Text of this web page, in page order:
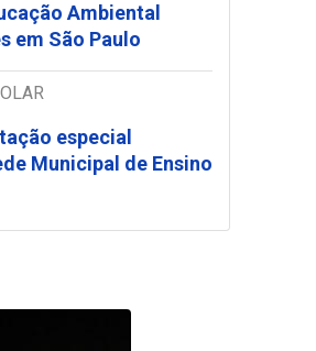
Ambiental
em São Paulo
especial
Municipal de Ensino